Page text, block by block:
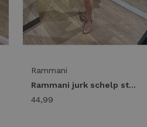
Rammani
Rammani jurk schelp streep 41866 Jurk oranje/fuchsia
44,99